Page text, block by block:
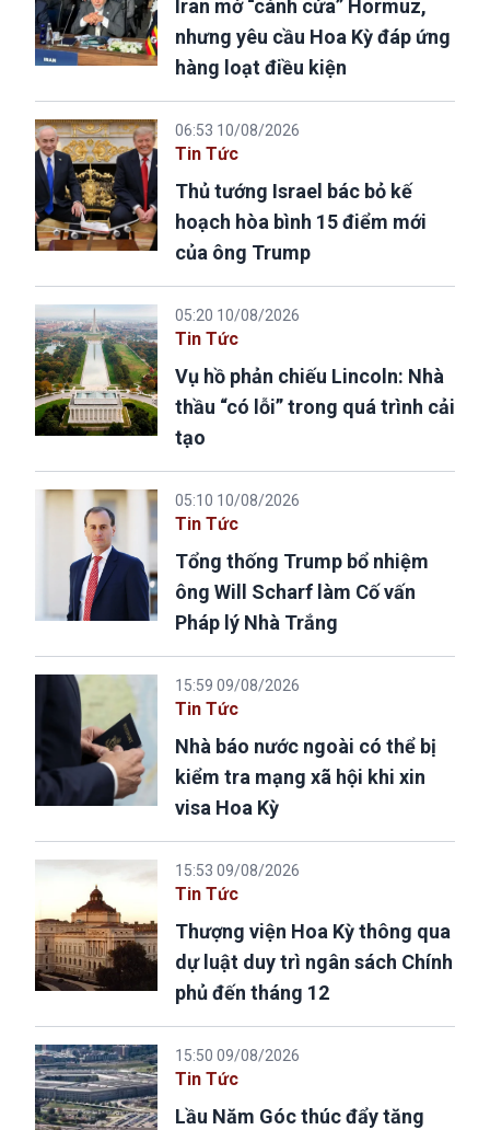
Iran mở “cánh cửa” Hormuz,
nhưng yêu cầu Hoa Kỳ đáp ứng
hàng loạt điều kiện
06:53 10/08/2026
Tin Tức
Thủ tướng Israel bác bỏ kế
hoạch hòa bình 15 điểm mới
của ông Trump
05:20 10/08/2026
Tin Tức
Vụ hồ phản chiếu Lincoln: Nhà
thầu “có lỗi” trong quá trình cải
tạo
05:10 10/08/2026
Tin Tức
Tổng thống Trump bổ nhiệm
ông Will Scharf làm Cố vấn
Pháp lý Nhà Trắng
15:59 09/08/2026
Tin Tức
Nhà báo nước ngoài có thể bị
kiểm tra mạng xã hội khi xin
visa Hoa Kỳ
15:53 09/08/2026
Tin Tức
Thượng viện Hoa Kỳ thông qua
dự luật duy trì ngân sách Chính
phủ đến tháng 12
15:50 09/08/2026
Tin Tức
Lầu Năm Góc thúc đẩy tăng